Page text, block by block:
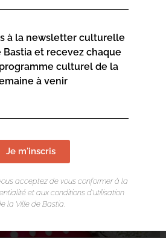
à la newsletter culturelle
Bastia et recevez chaque
culturel de la
à venir
Je m'inscris
acceptez de vous conformer à la
et aux conditions d’utilisation
la Ville de Bastia.